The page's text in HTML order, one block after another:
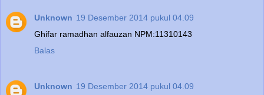
Unknown 19 Desember 2014 pukul 04.09
Ghifar ramadhan alfauzan NPM:11310143
Balas
Unknown 19 Desember 2014 pukul 04.09